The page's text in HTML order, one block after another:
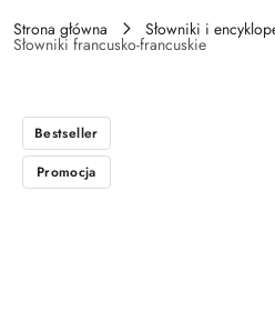
Strona główna Słowniki i
Słowniki francusko-francuskie
Bestseller
Promocja